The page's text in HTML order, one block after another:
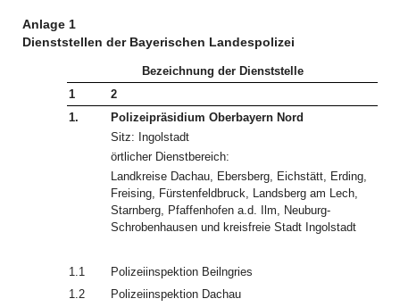
Anlage 1
Dienststellen der Bayerischen Landespolizei
Bezeichnung der Dienststelle
1
2
1.
Polizeipräsidium Oberbayern Nord
Sitz: Ingolstadt
örtlicher Dienstbereich:
Landkreise Dachau, Ebersberg, Eichstätt, Erding,
Freising, Fürstenfeldbruck, Landsberg am Lech,
Starnberg, Pfaffenhofen a.d. Ilm, Neuburg-
Schrobenhausen und kreisfreie Stadt Ingolstadt
1.1
Polizeiinspektion Beilngries
1.2
Polizeiinspektion Dachau